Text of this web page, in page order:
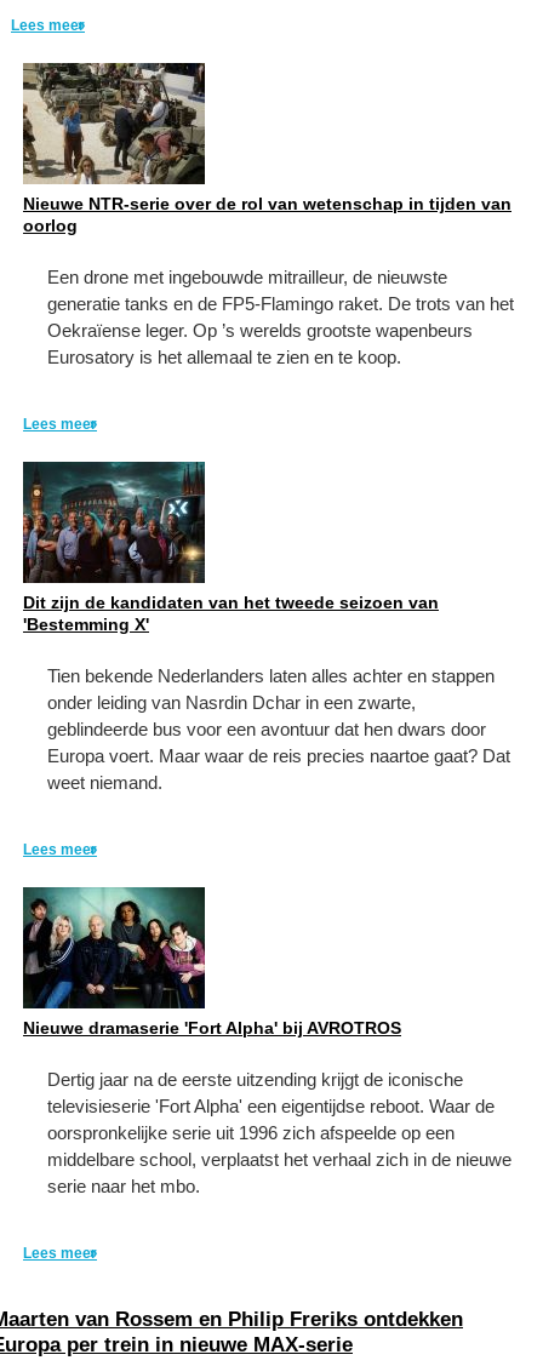
Lees meer
Nieuwe NTR-serie over de rol van wetenschap in tijden van
oorlog
Een drone met ingebouwde mitrailleur, de nieuwste
generatie tanks en de FP5-Flamingo raket. De trots van het
Oekraïense leger. Op ’s werelds grootste wapenbeurs
Eurosatory is het allemaal te zien en te koop.
Lees meer
Dit zijn de kandidaten van het tweede seizoen van
'Bestemming X'
Tien bekende Nederlanders laten alles achter en stappen
onder leiding van Nasrdin Dchar in een zwarte,
geblindeerde bus voor een avontuur dat hen dwars door
Europa voert. Maar waar de reis precies naartoe gaat? Dat
weet niemand.
Lees meer
Nieuwe dramaserie 'Fort Alpha' bij AVROTROS
Dertig jaar na de eerste uitzending krijgt de iconische
televisieserie 'Fort Alpha' een eigentijdse reboot. Waar de
oorspronkelijke serie uit 1996 zich afspeelde op een
middelbare school, verplaatst het verhaal zich in de nieuwe
serie naar het mbo.
Lees meer
van Rossem en Philip Freriks ontdekken
per trein in nieuwe MAX-serie